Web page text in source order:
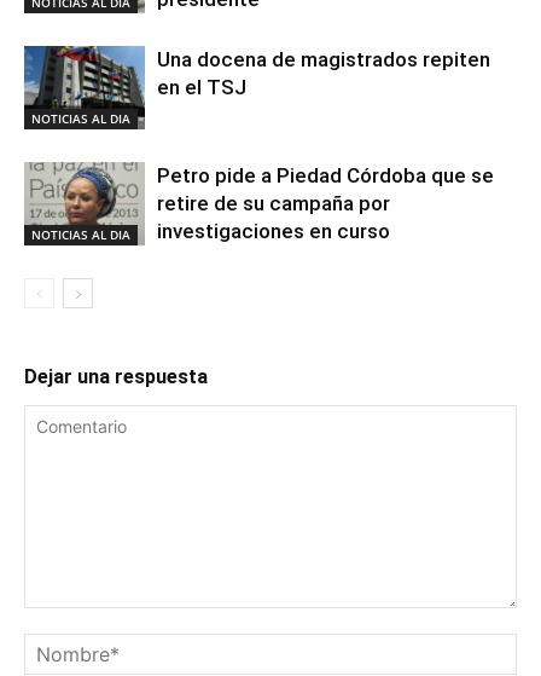
NOTICIAS AL DIA
Una docena de magistrados repiten
en el TSJ
NOTICIAS AL DIA
Petro pide a Piedad Córdoba que se
retire de su campaña por
investigaciones en curso
Dejar una respuesta